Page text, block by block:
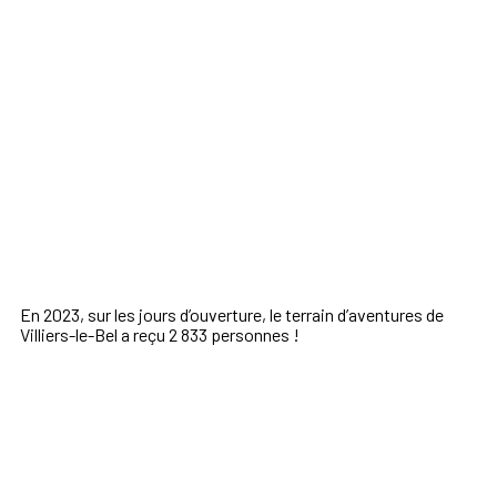
En 2023, sur les jours d’ouverture, le terrain d’aventures de
Villiers-le-Bel a reçu 2 833 personnes !